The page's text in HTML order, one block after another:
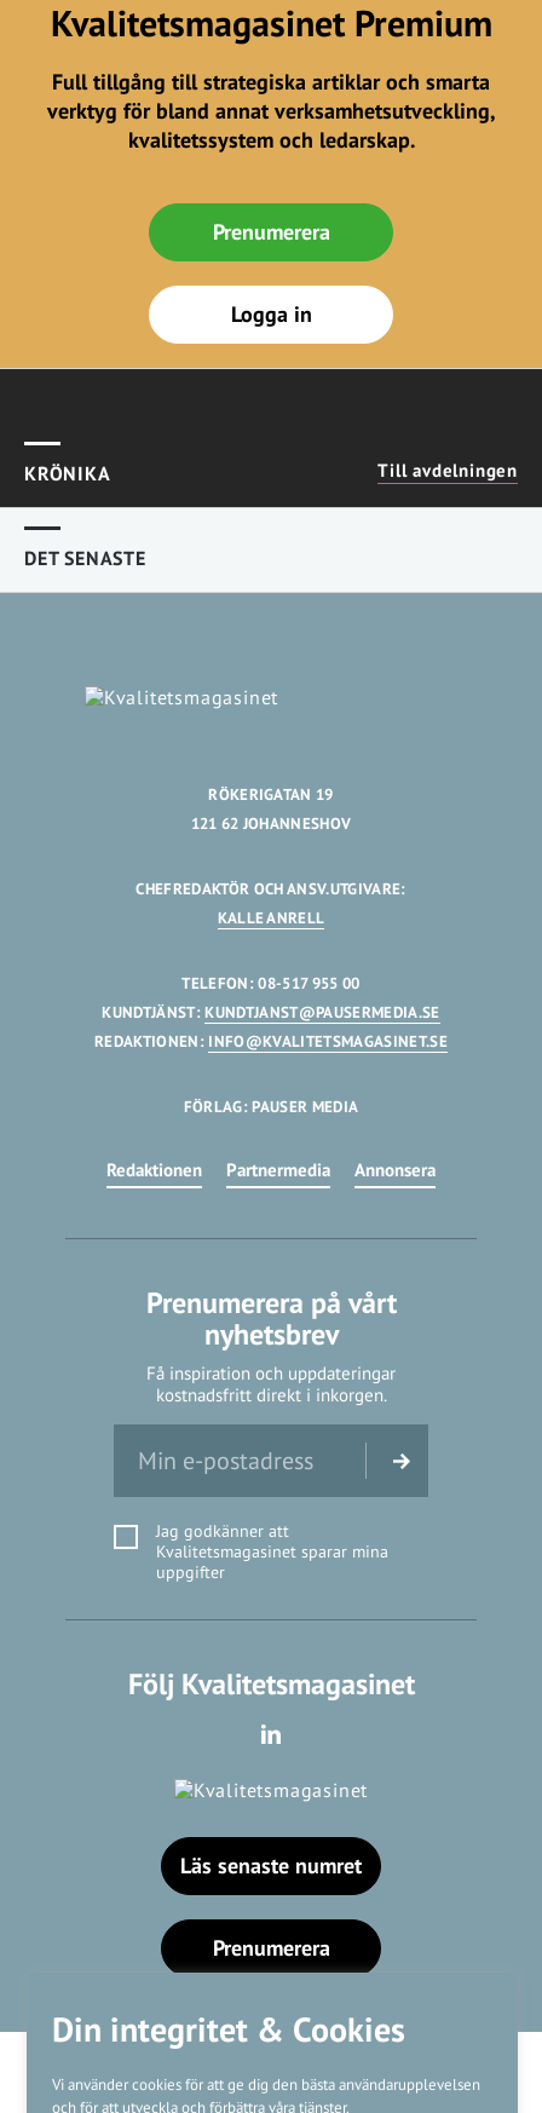
Din integritet & Cookies
Vi använder cookies för att ge dig den bästa användarupplevelsen
och för att utveckla och förbättra våra tjänster.
Kvalitetsmagasinet Premium
Full tillgång till strategiska artiklar och smarta
verktyg för bland annat verksamhetsutveckling,
kvalitetssystem och ledarskap.
Prenumerera
Logga in
KRÖNIKA Till avdelningen
DET SENASTE
RÖKERIGATAN 19
121 62 JOHANNESHOV
CHEFREDAKTÖR OCH ANSV.UTGIVARE:
KALLE ANRELL
TELEFON: 08-517 955 00
KUNDTJÄNST:KUNDTJANST@PAUSERMEDIA.SE
REDAKTIONEN: INFO@KVALITETSMAGASINET.SE
FÖRLAG: PAUSER MEDIA
Redaktionen Partnermedia Annonsera
Prenumerera på vårt
nyhetsbrev
Få inspiration och uppdateringar
kostnadsfritt direkt i inkorgen.
Jag godkänner att
Kvalitetsmagasinet sparar mina
uppgifter
Följ Kvalitetsmagasinet
Läs senaste numret
Prenumerera